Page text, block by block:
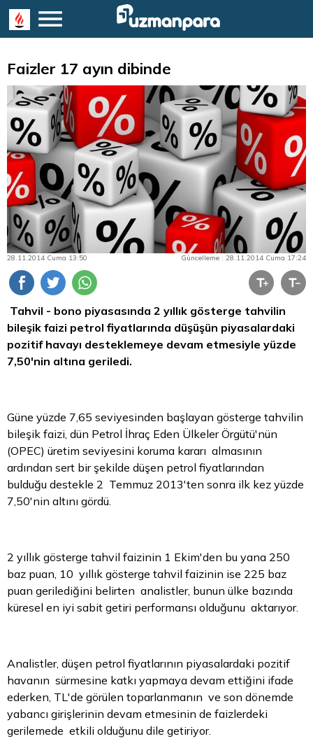
Faizler 17 ayın dibinde
28.11.2014 Cuma 13:50 Güncelleme : 28.11.2014 Cuma 17:24
Tahvil - bono piyasasında 2 yıllık gösterge tahvilin
bileşik faizi petrol fiyatlarında düşüşün piyasalardaki
pozitif havayı desteklemeye devam etmesiyle yüzde
7,50'nin altına geriledi.
Güne yüzde 7,65 seviyesinden başlayan gösterge tahvilin
bileşik faizi, dün Petrol İhraç Eden Ülkeler Örgütü'nün
(OPEC) üretim seviyesini koruma kararı almasının
ardından sert bir şekilde düşen petrol fiyatlarından
bulduğu destekle 2 Temmuz 2013'ten sonra ilk kez yüzde
7,50'nin altını gördü.
2 yıllık gösterge tahvil faizinin 1 Ekim'den bu yana 250
baz puan, 10 yıllık gösterge tahvil faizinin ise 225 baz
puan gerilediğini belirten analistler, bunun ülke bazında
küresel en iyi sabit getiri performansı olduğunu aktarıyor.
Analistler, düşen petrol fiyatlarının piyasalardaki pozitif
havanın sürmesine katkı yapmaya devam ettiğini ifade
ederken, TL'de görülen toparlanmanın ve son dönemde
yabancı girişlerinin devam etmesinin de faizlerdeki
gerilemede etkili olduğunu dile getiriyor.